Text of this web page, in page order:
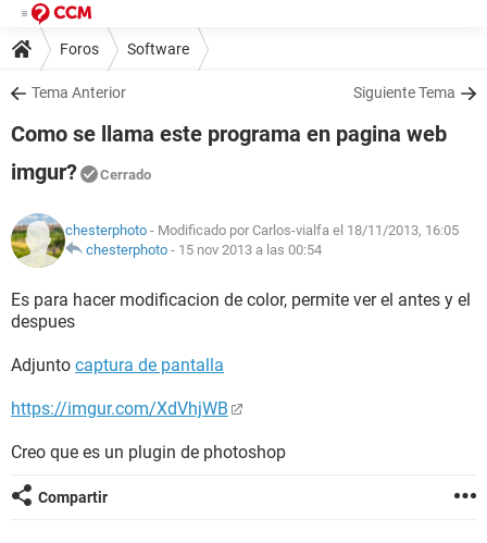
Foros Software
Tema Anterior Siguiente Tema
Como se llama este programa en pagina web
imgur?
Cerrado
chesterphoto - Modificado por Carlos-vialfa el 18/11/2013, 16:05
chesterphoto - 15 nov 2013 a las 00:54
Es para hacer modificacion de color, permite ver el antes y el
despues
Adjunto captura de pantalla
https://imgur.com/XdVhjWB
Creo que es un plugin de photoshop
Compartir